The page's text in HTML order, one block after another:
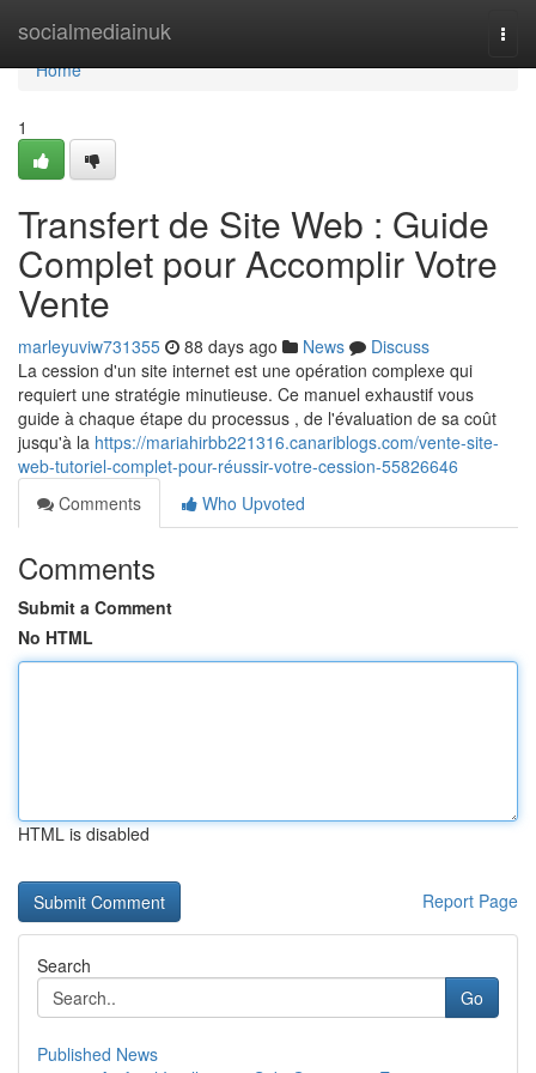
socialmediainuk
Home
Home
1
Transfert de Site Web : Guide
Complet pour Accomplir Votre
Vente
marleyuviw731355 88 days ago News
Discuss
La cession d'un site internet est une opération complexe qui
requiert une stratégie minutieuse. Ce manuel exhaustif vous
guide à chaque étape du processus , de l'évaluation de sa coût
jusqu'à la https://mariahirbb221316.canariblogs.com/vente-site-
web-tutoriel-complet-pour-réussir-votre-cession-55826646
Comments
Who Upvoted
Comments
Submit a Comment
No HTML
HTML is disabled
Report Page
Search
Go
Published News